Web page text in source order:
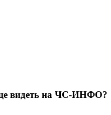
видеть на ЧС-ИНФО?